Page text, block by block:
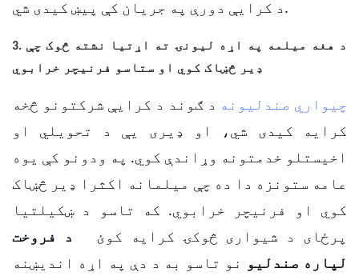
د کرایې دورې په جریان کې پیښ کیدی شي.
3. د هغه میلمه په اړه لیونۍ ته اړتیا نشته څوک چې
ډیر څښاک کوي او ستاسو فرنیچر خرابوي
چيواري صندليونه د ګوند د کرایې شرکتونو څخه
کرایه کیدی شي، او ډیری یې د تحویلي او
اخیستلو خدمتونه وړاندې کوي. په ودونو کې یوه
عامه ستونزه دا ده چې میلمانه اکثرا ډیر څښاک
کوي او فرنیچر خرابوي. که تاسو د ښکیلتیا
پرځای د شیواری څوکۍ کرایه کوئ
د فروخت
لپاره صندليو
نو تاسو به د دې په اړه اندیښنه